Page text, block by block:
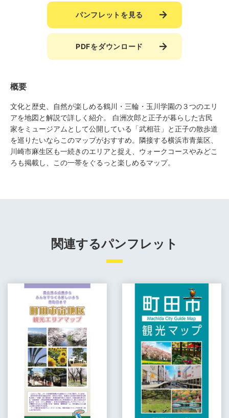
パンフレットを見る
PDFをダウンロード
概要
文化と歴史、自然が楽しめる鶴川・三輪・玉川学園の３つのエリ
アを地図と解説で詳しく紹介。 白洲次郎と正子が暮らした古民
家をミュージアムとして公開している「武相荘」と正子の散歩道
を巡りたいならこのマップがおすすめ。隣接する横浜市青葉区、
川崎市麻生区も一続きのエリアと捉え、ウォークコースやみどこ
ろも掲載し、この一帯をぐるっと楽しめるマップ。
関連するパンフレット